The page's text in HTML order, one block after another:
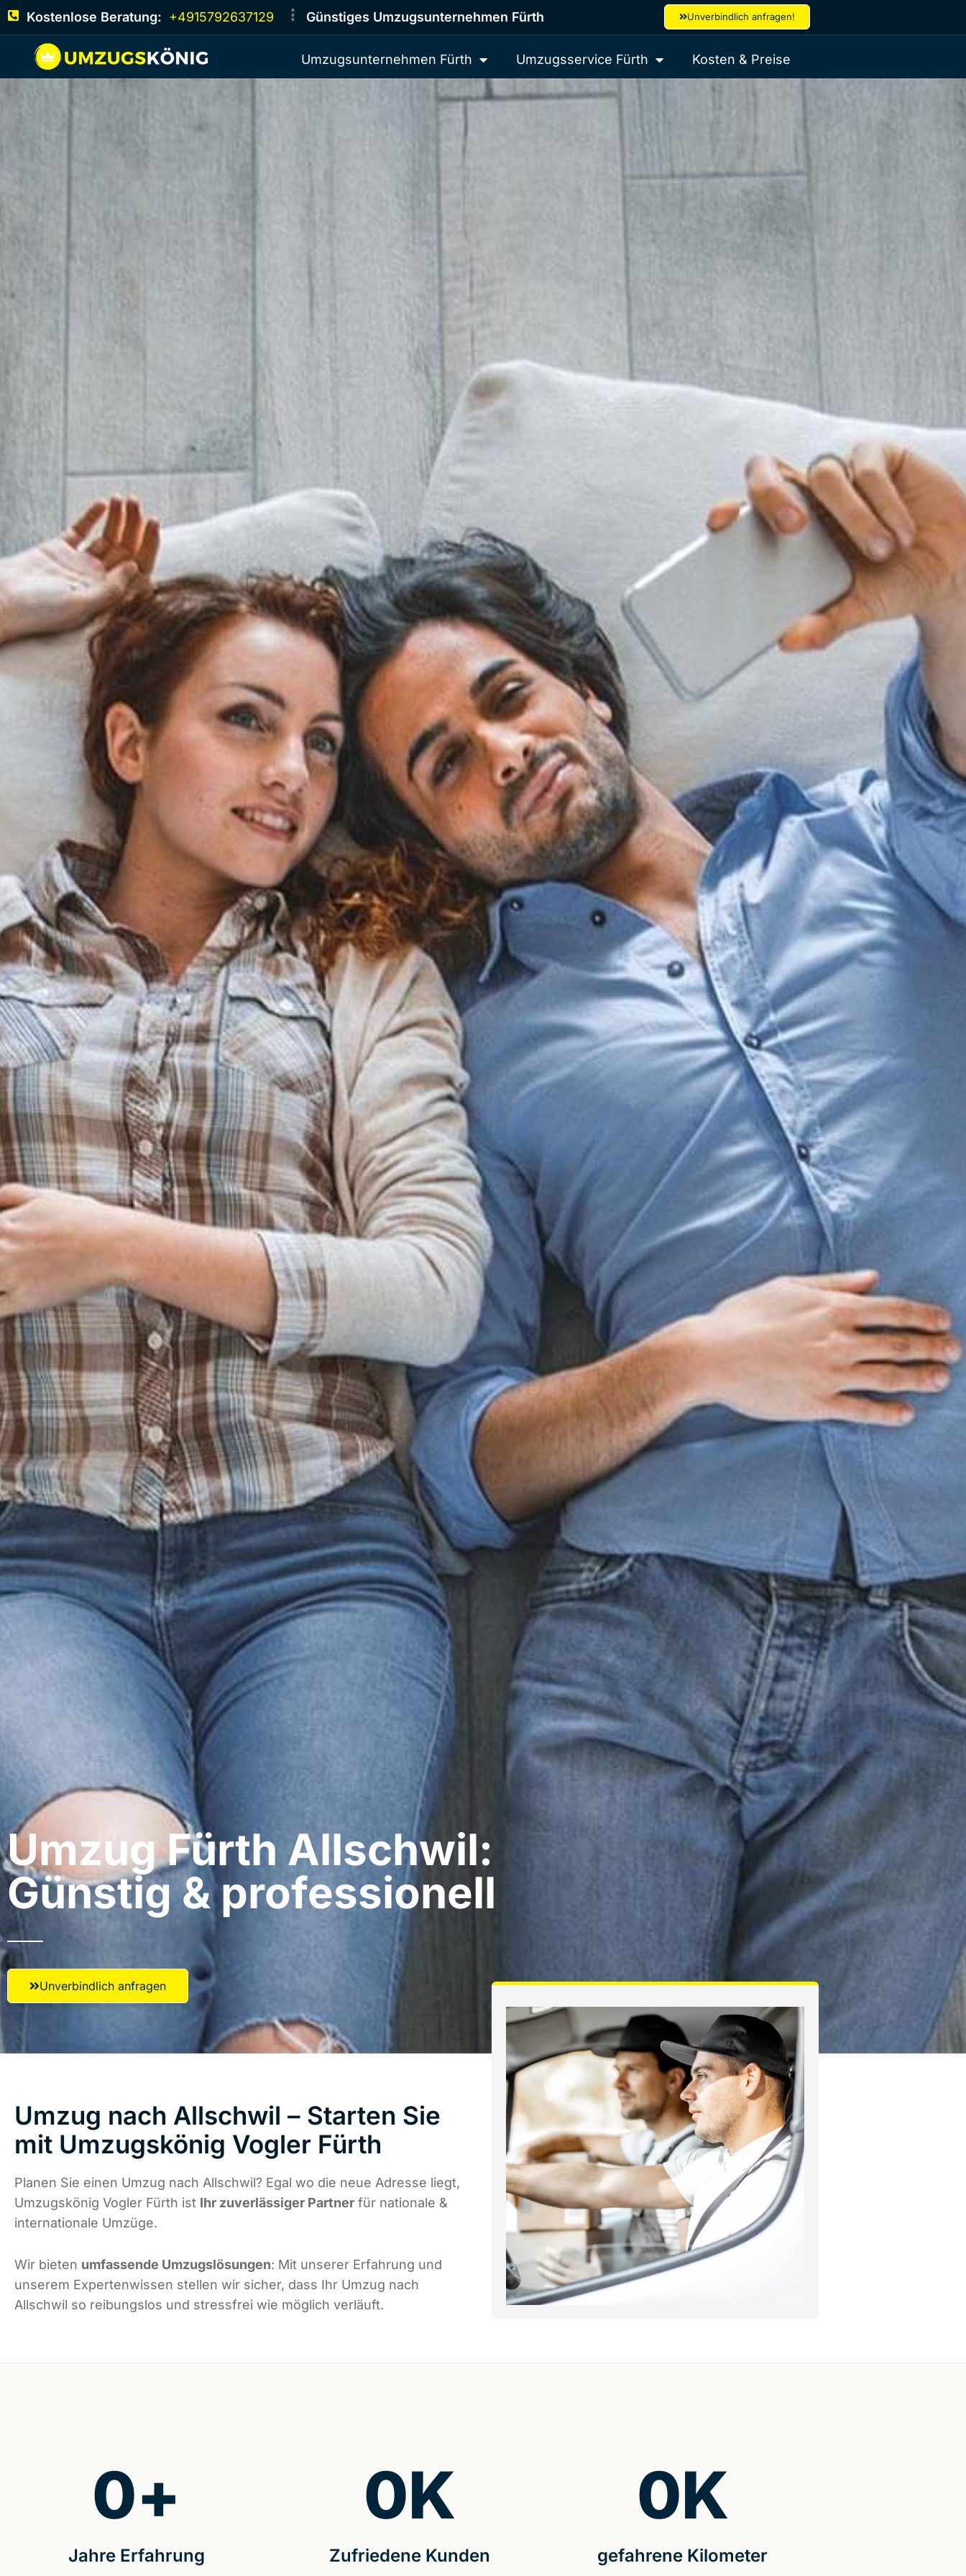
Kostenlose Beratung: +4915792637129 Günstiges Umzugsunternehmen Fürth Unverbindlich anfragen!
Umzugsunternehmen Fürth Umzugsservice Fürth Kosten & Preise
Umzug Fürth​ Allschwil:
Günstig & professionell​
Unverbindlich anfragen
Umzug nach Allschwil – Starten Sie
mit Umzugskönig Vogler Fürth
Planen Sie einen Umzug nach Allschwil? Egal wo die neue Adresse liegt,
Umzugskönig Vogler Fürth ist Ihr zuverlässiger Partner für nationale &
internationale Umzüge.
Wir bieten umfassende Umzugslösungen: Mit unserer Erfahrung und
unserem Expertenwissen stellen wir sicher, dass Ihr Umzug nach
Allschwil so reibungslos und stressfrei wie möglich verläuft.
Jahre Erfahrung
0+
Zufriedene Kunden
0K
gefahrene Kilometer
0K